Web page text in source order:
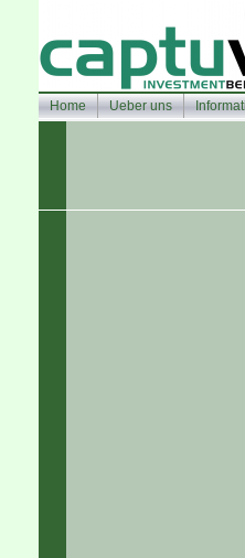
Home Ueber uns